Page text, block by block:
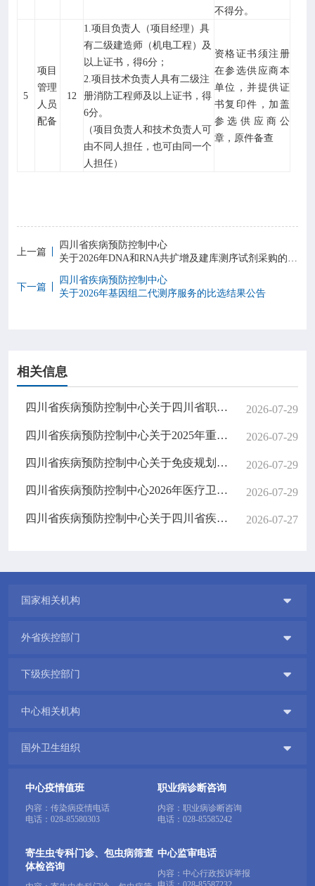
不得分。
5
项目
管理
人员
配备
12
1.项目负责人（项目经理） 具
有二级建造师（机电工程 ） 及
以上证书， 得6分；
2.项目技术负责人具有二级注
册消防工程师及以上证书 ， 得
6分。
（项目负责人和技术负责人可
由不同人担任，也可由同一个
人担任）
资格证书须注册
在参选供应商本
单位，并提供证
书复印件， 加盖
参选供应商公
章， 原件备查
上一篇
四川省疾病预防控制中心
关于2026年DNA和RNA共扩增及建库测序试剂采购的比选结果公告
下一篇
四川省疾病预防控制中心
关于2026年基因组二代测序服务的比选结果公告
相关信息
四川省疾病预防控制中心关于四川省职业病防治综合管理信息系统升级改造项目的邀请结果公告 2026-07-29
四川省疾病预防控制中心关于2025年重大公共卫生服务扩大国家免疫规划项目（中央财政转移支付资金）专项审计服务的比选结果公告 2026-07-29
四川省疾病预防控制中心关于免疫规划疾病相关病原核酸检测试剂以及一步法高保真逆转录PCR试剂盒采购的比选结果公告（第二次） 2026-07-29
四川省疾病预防控制中心2026年医疗卫生辅助岗第二批招募公告 2026-07-29
四川省疾病预防控制中心关于四川省疾病预防控制中心食堂餐桌椅采购项目的比选公告 2026-07-27
国家相关机构 
外省疾控部门 
下级疾控部门 
中心相关机构 
国外卫生组织 
中心疫情值班
内容：传染病疫情电话
电话： 028-85580303
职业病诊断咨询
内容：职业病诊断咨询
电话： 028-85585242
寄生虫专科门诊、包虫病筛查
体检咨询
中心监审电话
内容：中心行政投诉举报